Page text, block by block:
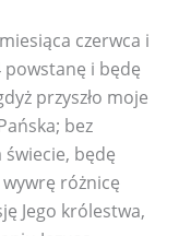
czerwca i
i będę
przyszło moje
bez
będę
różnicę
Jego królestwa,